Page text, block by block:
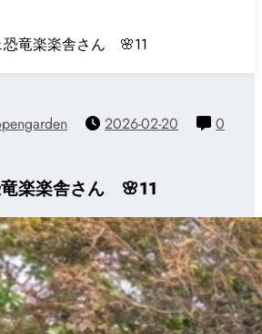
恐竜楽楽舎さん 🌸11
2026-02-20
0
楽楽舎さん 🌸11